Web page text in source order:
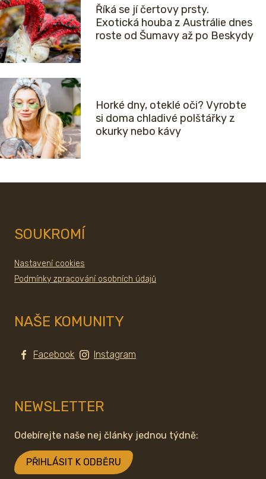
Říká se jí čertovy prsty.
Exotická houba z Austrálie dnes
roste od Šumavy až po Beskydy
Horké dny, oteklé oči? Vyrobte
si doma chladivé polštářky z
okurky nebo kávy
SOUKROMÍ
Nastavení cookies
Podmínky zpracování osobních údajů
NAŠE KOMUNITY
Facebook Instagram
NEWSLETTER
Odebírejte naše nej články jednou týdně:
PŘIHLÁSIT K ODBĚRU